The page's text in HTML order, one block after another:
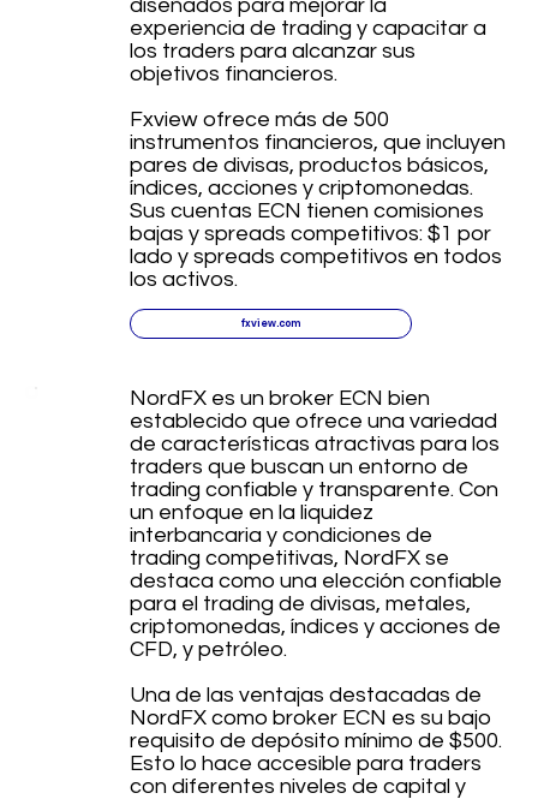
diseñados para mejorar la
experiencia de trading y capacitar a
los traders para alcanzar sus
objetivos financieros.
Fxview ofrece más de 500
instrumentos financieros, que incluyen
pares de divisas, productos básicos,
índices, acciones y criptomonedas.
Sus cuentas ECN tienen comisiones
bajas y spreads competitivos: $1 por
lado y spreads competitivos en todos
los activos.
fxview.com
NordFX es un broker ECN bien
establecido que ofrece una variedad
de características atractivas para los
traders que buscan un entorno de
trading confiable y transparente. Con
un enfoque en la liquidez
interbancaria y condiciones de
trading competitivas, NordFX se
destaca como una elección confiable
para el trading de divisas, metales,
criptomonedas, índices y acciones de
CFD, y petróleo.
Una de las ventajas destacadas de
NordFX como broker ECN es su bajo
requisito de depósito mínimo de $500.
Esto lo hace accesible para traders
con diferentes niveles de capital y